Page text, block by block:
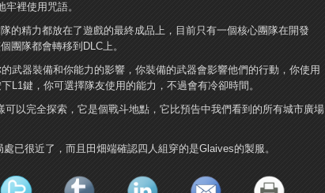
裡使用咒語。
的精力都放在了遊戲的最終成品上，目前只有一個核心團隊在開發
團隊都會轉移到DLC上。
武器裝備和你能力的影響，你裝備的武器會影響他們的行動，你使用
L1鍵，你可選擇隊友使用的能力，不過會有冷卻時間。
可以完全探索，它是個戰斗地點，它比預告中我們看到的所有城市廣場
已很近了，而且田畑端確認四人組穿的是Glaives的製服。